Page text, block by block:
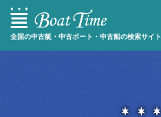
全国の中古艇・中古ボート・中古船の検索サイト